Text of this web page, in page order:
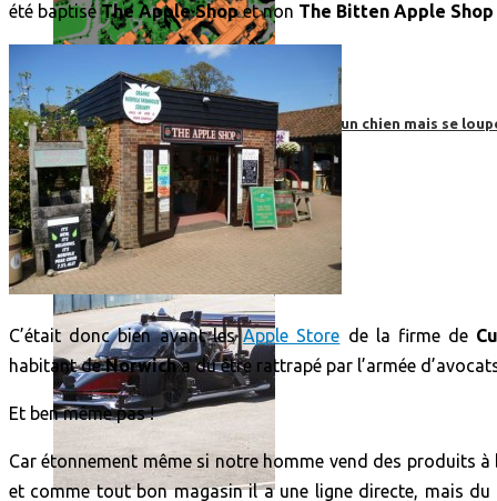
Roborace : une voiture autonome évite un chien mais se
été baptiséThe Apple Shopet non The Bitten Apple Shop
C’était donc bien avant lesApple Store de la firme de
habitant deNorwicha du être rattrapé par l’armée
Et ben même pas !
Car étonnement même si notre homme vend des produits
et comme tout bon magasin il a une ligne directe, mais